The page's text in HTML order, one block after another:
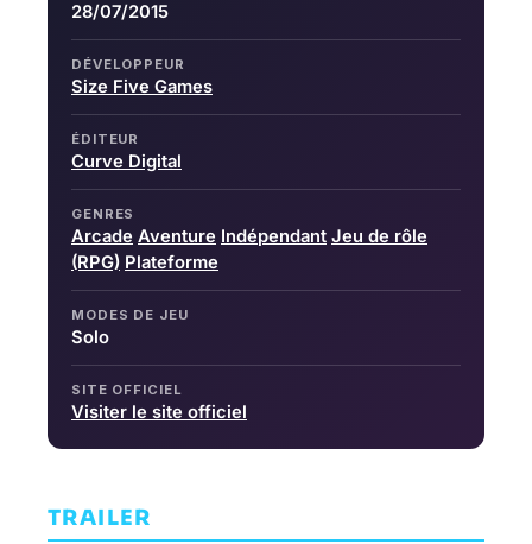
28/07/2015
DÉVELOPPEUR
Size Five Games
ÉDITEUR
Curve Digital
GENRES
Arcade Aventure Indépendant Jeu de rôle
(RPG) Plateforme
MODES DE JEU
Solo
SITE OFFICIEL
Visiter le site officiel
TRAILER